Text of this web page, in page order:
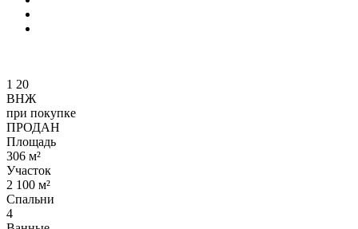
1 20
ВНЖ
при покупке
ПРОДАН
Площадь
306 м²
Участок
2 100 м²
Спальни
4